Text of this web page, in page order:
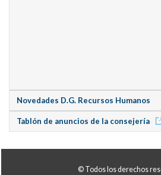
Novedades D.G. Recursos Humanos
Tablón de anuncios de la consejería
© Todos los derechos